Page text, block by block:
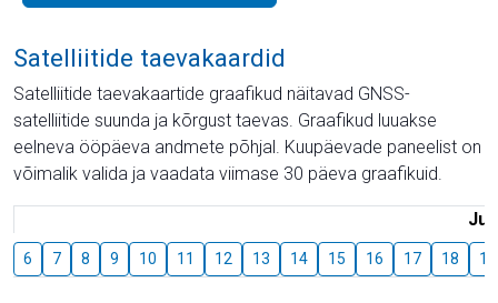
Satelliitide taevakaardid
Satelliitide taevakaartide graafikud näitavad GNSS-
satelliitide suunda ja kõrgust taevas. Graafikud luuakse
eelneva ööpäeva andmete põhjal. Kuupäevade paneelist on
võimalik valida ja vaadata viimase 30 päeva graafikuid.
6 7 8 9 10 11 12 13 14 15 16 17 18 19